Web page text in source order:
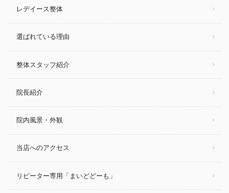
レデイース整体
選ばれている理由
整体スタッフ紹介
院長紹介
院内風景・外観
当店へのアクセス
リピーター専用「まいどどーも」